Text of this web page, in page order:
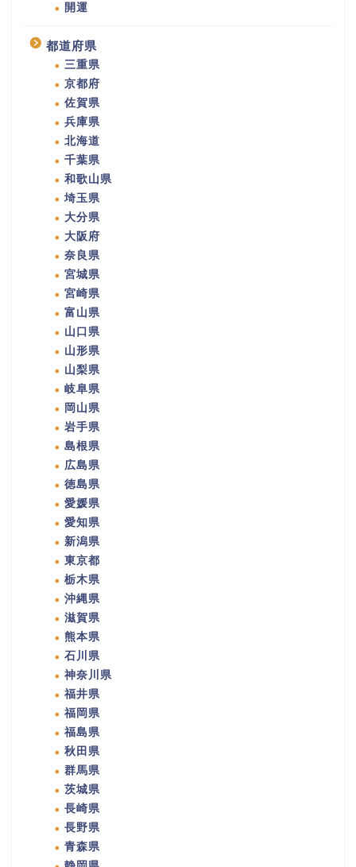
開運
都道府県
三重県
京都府
佐賀県
兵庫県
北海道
千葉県
和歌山県
埼玉県
大分県
大阪府
奈良県
宮城県
宮崎県
富山県
山口県
山形県
山梨県
岐阜県
岡山県
岩手県
島根県
広島県
徳島県
愛媛県
愛知県
新潟県
東京都
栃木県
沖縄県
滋賀県
熊本県
石川県
神奈川県
福井県
福岡県
福島県
秋田県
群馬県
茨城県
長崎県
長野県
青森県